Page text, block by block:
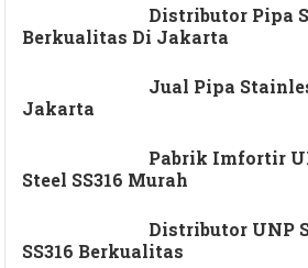
Distributor Pipa
Berkualitas Di Jakarta
Jual Pipa
Jakarta
Pabrik Imfortir
Steel SS316 Murah
Distributor UNP
SS316 Berkualitas